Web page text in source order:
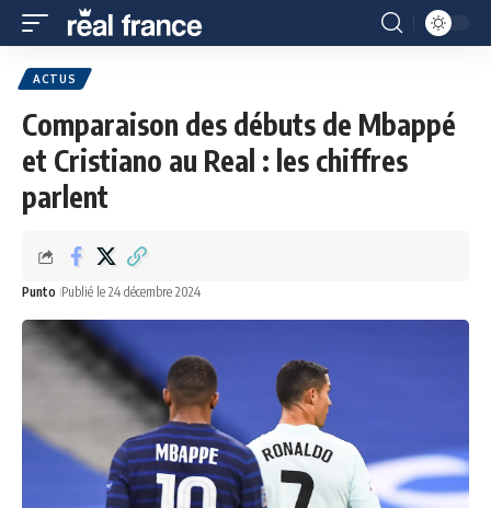
ACTUS
Comparaison des débuts de Mbappé
et Cristiano au Real : les chiffres
parlent
Punto Publié le 24 décembre 2024